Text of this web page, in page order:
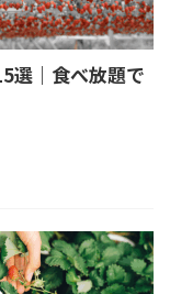
選｜食べ放題で